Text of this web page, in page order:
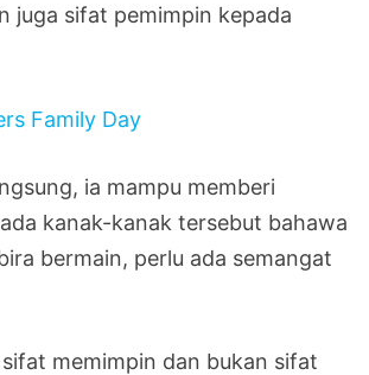
juga sifat pemimpin kepada
ia mampu memberi
kanak-kanak tersebut bahawa
bermain, perlu ada semangat
memimpin dan bukan sifat